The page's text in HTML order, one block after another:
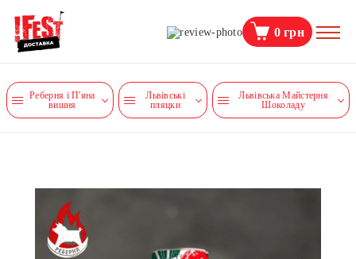
0грн
Реберня і П'яна
вишня
Львівські
пляцки
Львівська Майстерня
Шоколаду